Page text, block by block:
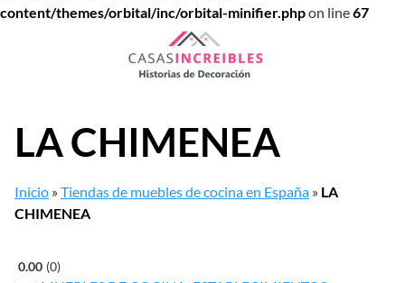
content/themes/orbital/inc/orbital-minifier.phpon line67
LA CHIMENEA
Inicio »Tiendas de muebles de cocina en España » LA
CHIMENEA
0.00 0